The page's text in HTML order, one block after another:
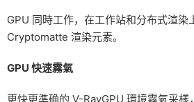
GPU 同時工作，在工作站和分布式渲染
Cryptomatte 渲染元素。
GPU 快速霧氣
更快更準确的 V-RayGPU 環境霧氣采樣